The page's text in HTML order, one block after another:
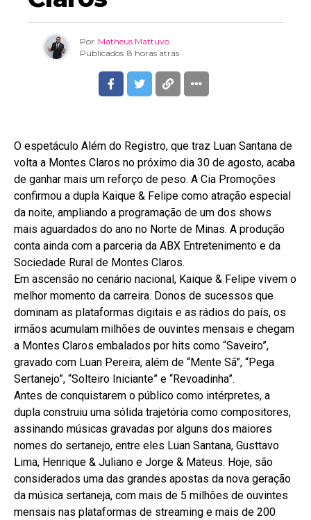
Por Matheus Mattuvo
Publicados 8 horas atrás
O espetáculo Além do Registro, que traz Luan Santana de
volta a Montes Claros no próximo dia 30 de agosto, acaba
de ganhar mais um reforço de peso. A Cia Promoções
confirmou a dupla Kaique & Felipe como atração especial
da noite, ampliando a programação de um dos shows
mais aguardados do ano no Norte de Minas. A produção
conta ainda com a parceria da ABX Entretenimento e da
Sociedade Rural de Montes Claros.
Em ascensão no cenário nacional, Kaique & Felipe vivem o
melhor momento da carreira. Donos de sucessos que
dominam as plataformas digitais e as rádios do país, os
irmãos acumulam milhões de ouvintes mensais e chegam
a Montes Claros embalados por hits como “Saveiro”,
gravado com Luan Pereira, além de “Mente Sã”, “Pega
Sertanejo”, “Solteiro Iniciante” e “Revoadinha”.
Antes de conquistarem o público como intérpretes, a
dupla construiu uma sólida trajetória como compositores,
assinando músicas gravadas por alguns dos maiores
nomes do sertanejo, entre eles Luan Santana, Gusttavo
Lima, Henrique & Juliano e Jorge & Mateus. Hoje, são
considerados uma das grandes apostas da nova geração
da música sertaneja, com mais de 5 milhões de ouvintes
mensais nas plataformas de streaming e mais de 200